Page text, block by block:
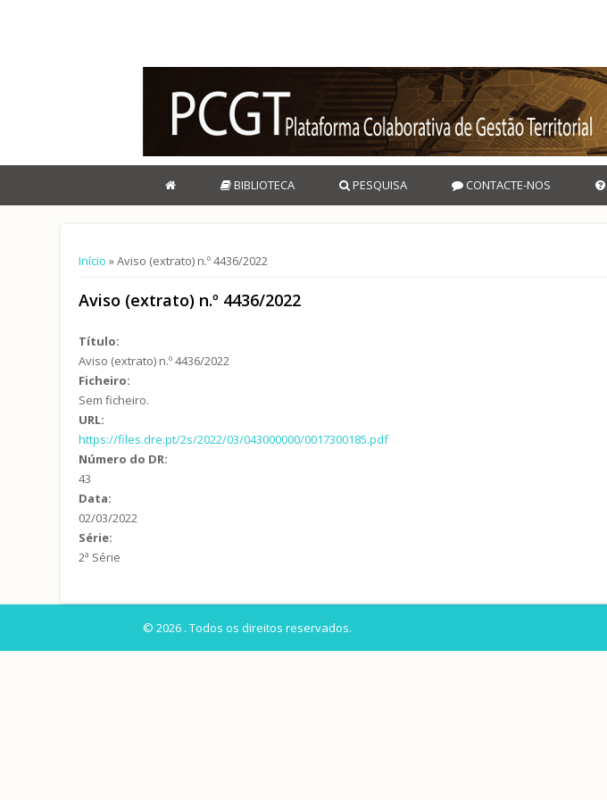
BIBLIOTECA PESQUISA CONTACTE-NOS
Está aqui
Início » Aviso (extrato) n.º 4436/2022
Aviso (extrato) n.º 4436/2022
Título:
Aviso (extrato) n.º 4436/2022
Ficheiro:
Sem ficheiro.
URL:
https://files.dre.pt/2s/2022/03/043000000/0017300185.pdf
Número do DR:
43
Data:
02/03/2022
Série:
2ª Série
© 2026 . Todos os direitos reservados.